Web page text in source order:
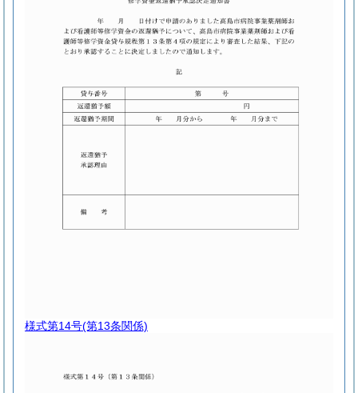
様式第14号(第13条関係)